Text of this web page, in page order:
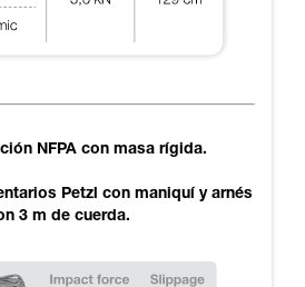
NFPA con masa rígida.
Petzl con maniquí y arnés
3 m de cuerda.